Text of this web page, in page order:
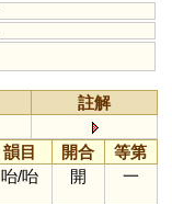
註解
韻目 開合
等第
咍/咍 開 一